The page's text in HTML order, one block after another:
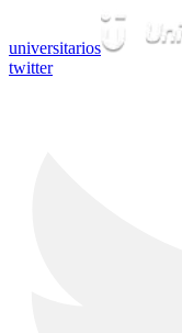
universitarios
twitter